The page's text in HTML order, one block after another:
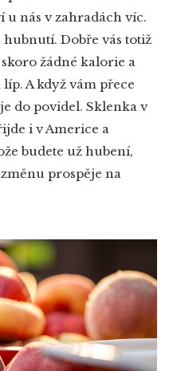
u nás v zahradách víc.
hubnutí. Dobře vás totiž
žádné kalorie a
A když vám přece
do povidel. Sklenka v
i v Americe a
budete už hubení,
prospěje na